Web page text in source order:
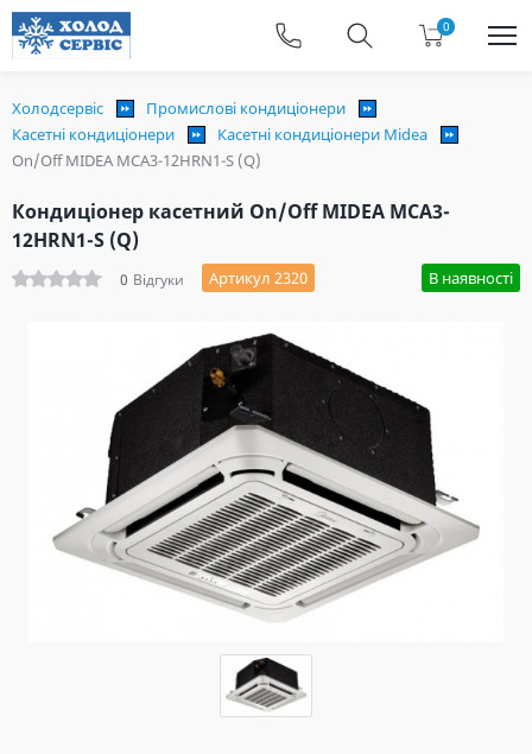
0
Холодсервіс
Промислові кондиціонери
Касетні кондиціонери
Касетні кондиціонери Midea
On/Off MIDEA MCA3-12HRN1-S (Q)
Кондиціонер касетний On/Off MIDEA MCA3-
12HRN1-S (Q)
0 Відгуки Артикул 2320 В наявності